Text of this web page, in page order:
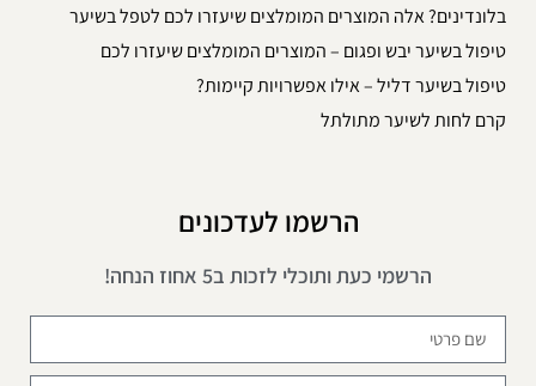
בלונדינים? אלה המוצרים המומלצים שיעזרו לכם לטפל בשיער
טיפול בשיער יבש ופגום – המוצרים המומלצים שיעזרו לכם
טיפול בשיער דליל – אילו אפשרויות קיימות?
קרם לחות לשיער מתולתל
הרשמו לעדכונים
הרשמי כעת ותוכלי לזכות ב5 אחוז הנחה!